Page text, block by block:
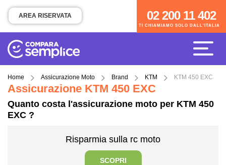
TI CHIAMIAMO SOLO DALL'ITALIA
02 200 11 402
AREA RISERVATA
Home Assicurazione Moto Brand KTM KTM 450 EXC
Assicurazione KTM 450 EXC
Quanto costa l'assicurazione moto per KTM 450
EXC ?
Risparmia sulla rc moto
SCOPRI
02 200 11 402